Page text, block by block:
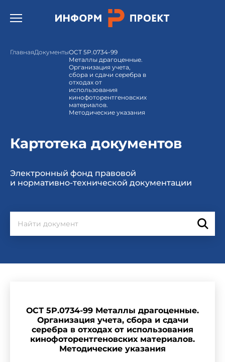
Открыть бургер меню.
ГлавнаяДокументыОСТ 5Р.0734-99
Металлы драгоценные.
Организация учета,
сбора и сдачи серебра в
отходах от
использования
кинофоторентгеновских
материалов.
Методические указания
Картотека документов
Электронный фонд правовой
и нормативно-технической документации
ОСТ 5Р.0734-99 Металлы драгоценные.
Организация учета, сбора и сдачи
серебра в отходах от использования
кинофоторентгеновских материалов.
Методические указания